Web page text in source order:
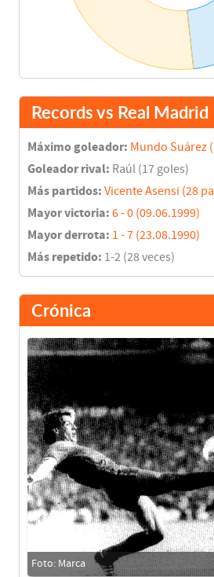
Records vs Real Madrid
Máximo goleador: Mundo Suárez
Goleador rival: Raúl (17 goles)
Más partidos: Vicente Asensi (28
Mayor victoria: 6 - 0 (09.06.1999)
Mayor derrota: 1 - 7 (23.08.1990)
Más repetido: 1-2 (28 veces)
Crónica